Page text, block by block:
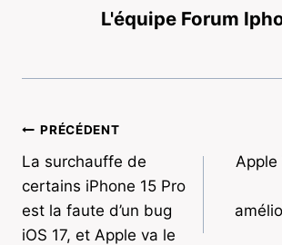
L'équipe Forum
Navigation
de
l’article
PRÉCÉDENT
La surchauffe de
certains iPhone 15 Pro
est la faute d’un bug
iOS 17, et Apple va le
Apple